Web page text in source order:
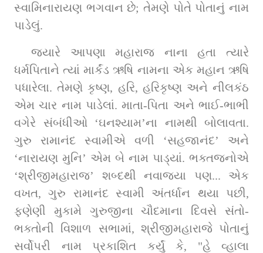
સ્વામિનારાયણ ભગવાન છે; તેમણે પોતે પોતાનું નામ
પાડેલું.
જ્યારે આપણા મહારાજ નાના હતા ત્યારે
ધર્મપિતાને ત્યાં માર્કંડ ઋષિ નામના એક મહાન ઋષિ
પધારેલા. તેમણે કૃષ્ણ, હરિ, હરિકૃષ્ણ અને નીલકંઠ
એમ ચાર નામ પાડેલાં. માતા-પિતા અને ભાઈ-ભાભી
વગેરે સંબંધીઓ ‘ઘનશ્યામ’ના નામથી બોલાવતા.
ગુરુ રામાનંદ સ્વામીએ વળી ‘સહજાનંદ’ અને
‘નારાયણ મુનિ’ એમ બે નામ પાડ્યાં. ભક્તજનોએ
‘શ્રીજીમહારાજ’ શબ્દથી નવાજ્યા પણ... એક
વખત, ગુરુ રામાનંદ સ્વામી અંતર્ધાન થયા પછી,
ફણેણી મુકામે ગુરુજીના ચૌદમાના દિવસે સંતો-
ભક્તોની વિશાળ સભામાં, શ્રીજીમહારાજે પોતાનું
સર્વોપરી નામ પ્રકાશિત કર્યું કે, "હે વ્હાલા